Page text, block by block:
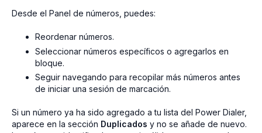
Desde el Panel de números, puedes:
Reordenar números.
Seleccionar números específicos o agregarlos en
bloque.
Seguir navegando para recopilar más números antes
de iniciar una sesión de marcación.
Si un número ya ha sido agregado a tu lista del Power Dialer,
aparece en la sección Duplicados y no se añade de nuevo.